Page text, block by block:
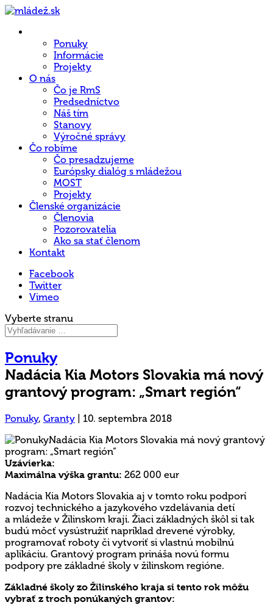
stránkaPonuky
Informácie
Projekty
O nás
Čo je RmS
Predsedníctvo
Náš tím
Stanovy
Výročné správy
Čo robíme
Čo presadzujeme
Európsky dialóg s mládežou
MOST
Projekty
Členské organizácie
Členovia
Pozorovatelia
Ako sa stať členom
Kontakt
Facebook
Twitter
Vimeo
Vyberte stranu
Ponuky
Nadácia Kia Motors Slovakia má nový
grantový program: „Smart región“
Ponuky, Granty 10. septembra 2018
Uzávierka:
Maximálna výška grantu: 262 000 eur
Nadácia Kia Motors Slovakia aj v tomto roku podporí
rozvoj technického a jazykového vzdelávania detí
a mládeže v Žilinskom kraji. Žiaci základných škôl si tak
budú môcť vysústružiť napríklad drevené výrobky,
programovať roboty či vytvoriť si vlastnú mobilnú
aplikáciu. Grantový program prináša novú formu
podpory pre základné školy v žilinskom regióne.
Základné školy zo Žilinského kraja si tento rok môžu
vybrať z troch ponúkaných grantov: